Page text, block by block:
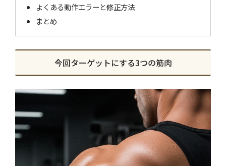
よくある動作エラーと修正方法
まとめ
今回ターゲットにする3つの筋肉